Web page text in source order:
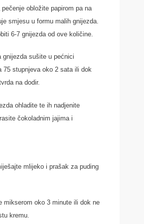
obložite papirom pa na
smjesu u formu malih gnijezda.
6-7 gnijezda od ove količine.
gnijezda sušite u pećnici
75 stupnjeva oko 2 sata ili dok
na dodir.
ohladite te ih nadjenite
čokoladnim jajima i
mlijeko i prašak za puding
mikserom oko 3 minute ili dok ne
kremu.